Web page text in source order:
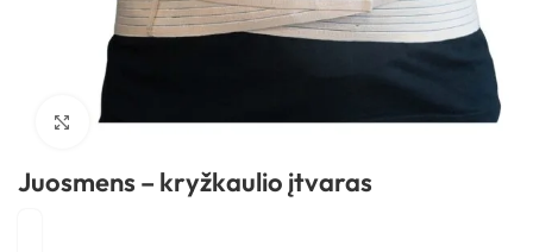
Spustelėkite, kad padidintumėte
Juosmens – kryžkaulio įtvaras